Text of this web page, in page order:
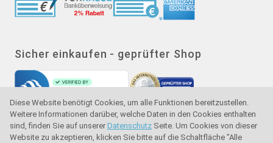
Diese Website benötigt Cookies, um alle Funktionen bereitzustellen.
Weitere Informationen darüber, welche Daten in den Cookies enthalten
sind, finden Sie auf unserer Datenschutz Seite. Um Cookies von dieser
Website zu akzeptieren, klicken Sie bitte auf die Schaltfläche "Alle
Sicher einkaufen - geprüfter Shop